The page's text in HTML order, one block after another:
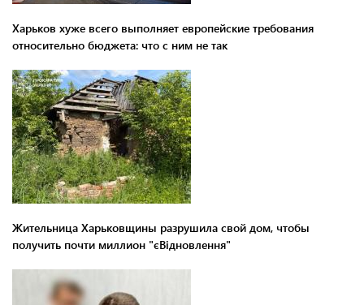
Харьков хуже всего выполняет европейские требования
относительно бюджета: что с ним не так
Жительница Харьковщины разрушила свой дом, чтобы
получить почти миллион "єВідновлення"